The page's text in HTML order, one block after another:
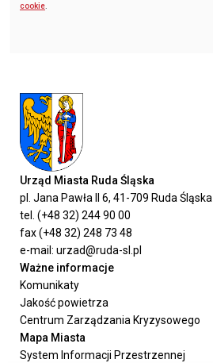
cookie
Urząd Miasta Ruda Śląska
pl. Jana Pawła II 6, 41-709 Ruda Śląska
tel. (+48 32) 244 90 00
fax (+48 32) 248 73 48
e-mail: urzad@ruda-sl.pl
Ważne informacje
Komunikaty
Jakość powietrza
Centrum Zarządzania Kryzysowego
Mapa Miasta
System Informacji Przestrzennej